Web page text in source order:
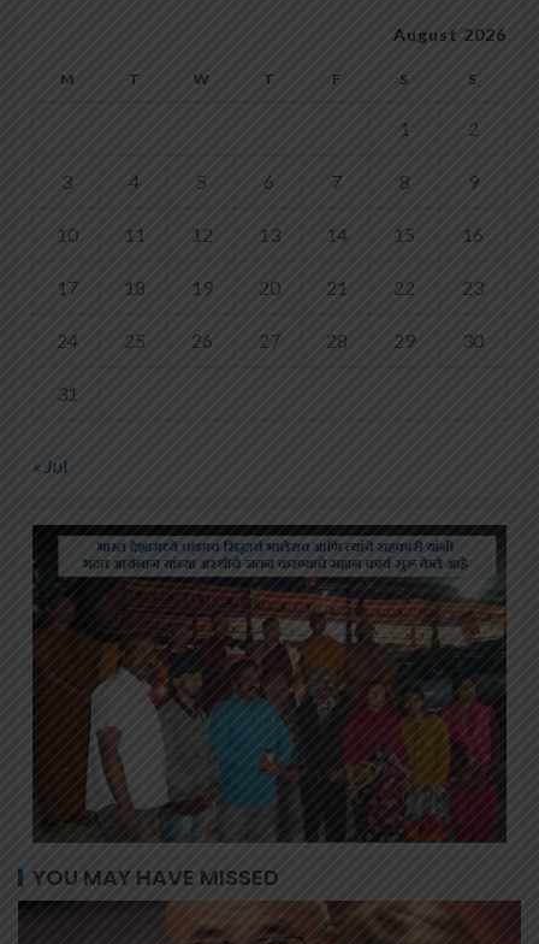
August 2026
M T W T F S S
1 2
3 4 5 6 7 8 9
10 11 12 13 14 15 16
17 18 19 20 21 22 23
24 25 26 27 28 29 30
31
« Jul
YOU MAY HAVE MISSED